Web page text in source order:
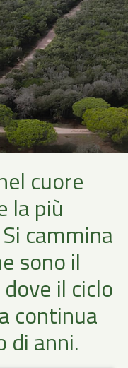
cuore
la più
cammina
sono il
il ciclo
continua
di anni.